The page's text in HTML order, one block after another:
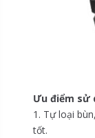
Ưu điểm sử
1. Tự loại
tốt.